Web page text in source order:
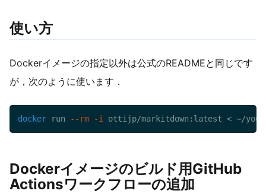
使い方
Dockerイメージの指定以外は公式のREADMEと同じです
が，次のように使います．
docker run --rm -i ottijp/markitdown:latest < ~/
Dockerイメージのビルド用GitHub
Actionsワークフローの追加